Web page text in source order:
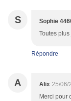
S Sophie
Toutes
Répondre
A Alix 25/06/
Merci pour